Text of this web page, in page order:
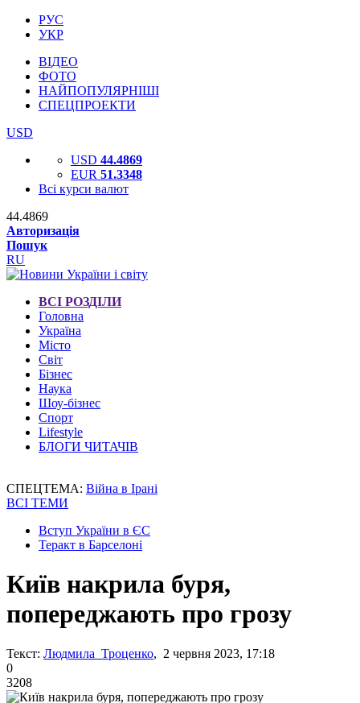
РУС
УКР
ВІДЕО
ФОТО
НАЙПОПУЛЯРНІШІ
СПЕЦПРОЕКТИ
USD
USD 44.4869
EUR 51.3348
Всі курси валют
44.4869
Авторизація
Пошук
RU
ВСІ РОЗДІЛИ
Головна
Україна
Місто
Світ
Бізнес
Наука
Шоу-бізнес
Спорт
Lifestyle
БЛОГИ ЧИТАЧІВ
СПЕЦТЕМА: Війна в Ірані
ВСІ ТЕМИ
Вступ України в ЄС
Теракт в Барселоні
Київ накрила буря,
попереджають про грозу
Текст: Людмила Троценко, 2 червня 2023, 17:18
0
3208